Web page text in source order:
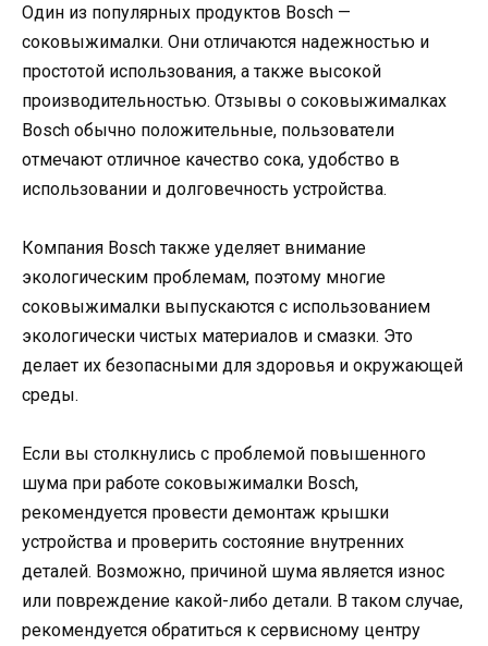
Один из популярных продуктов Bosch —
соковыжималки. Они отличаются надежностью и
простотой использования, а также высокой
производительностью. Отзывы о соковыжималках
Bosch обычно положительные, пользователи
отмечают отличное качество сока, удобство в
использовании и долговечность устройства.
Компания Bosch также уделяет внимание
экологическим проблемам, поэтому многие
соковыжималки выпускаются с использованием
экологически чистых материалов и смазки. Это
делает их безопасными для здоровья и окружающей
среды.
Если вы столкнулись с проблемой повышенного
шума при работе соковыжималки Bosch,
рекомендуется провести демонтаж крышки
устройства и проверить состояние внутренних
деталей. Возможно, причиной шума является износ
или повреждение какой-либо детали. В таком случае,
рекомендуется обратиться к сервисному центру